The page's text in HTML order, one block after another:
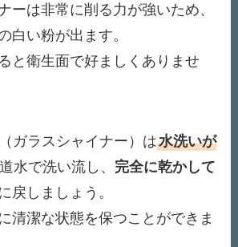
ーは非常に削る力が強いため、
白い粉が出ます。
と衛生面で好ましくありませ
ガラスシャイナー）は水洗いが
水で洗い流し、 完全に乾かして
戻しましょう。
清潔な状態を保つことができま